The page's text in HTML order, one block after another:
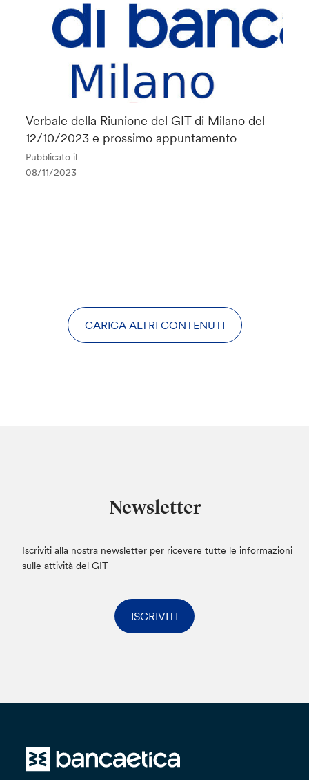
Verbale della Riunione del GIT di Milano del
12/10/2023 e prossimo appuntamento
Pubblicato il
08/11/2023
CARICA ALTRI CONTENUTI
Newsletter
Iscriviti alla nostra newsletter per ricevere tutte le informazioni
sulle attività del GIT
ISCRIVITI